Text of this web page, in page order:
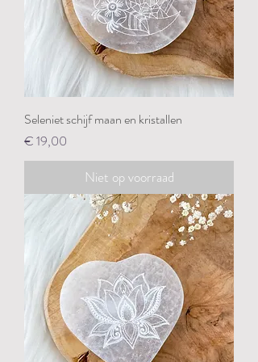
Seleniet schijf maan en kristallen
Prijs
€ 19,00
Niet op voorraad